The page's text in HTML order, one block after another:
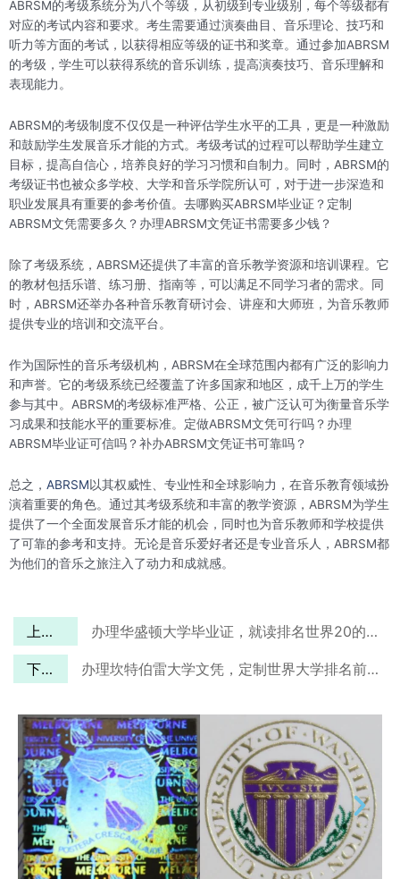
ABRSM的考级系统分为八个等级，从初级到专业级别，每个等级都有
对应的考试内容和要求。考生需要通过演奏曲目、音乐理论、技巧和
听力等方面的考试，以获得相应等级的证书和奖章。通过参加ABRSM
的考级，学生可以获得系统的音乐训练，提高演奏技巧、音乐理解和
表现能力。
ABRSM的考级制度不仅仅是一种评估学生水平的工具，更是一种激励
和鼓励学生发展音乐才能的方式。考级考试的过程可以帮助学生建立
目标，提高自信心，培养良好的学习习惯和自制力。同时，ABRSM的
考级证书也被众多学校、大学和音乐学院所认可，对于进一步深造和
职业发展具有重要的参考价值。去哪购买ABRSM毕业证？定制
ABRSM文凭需要多久？办理ABRSM文凭证书需要多少钱？
除了考级系统，ABRSM还提供了丰富的音乐教学资源和培训课程。它
的教材包括乐谱、练习册、指南等，可以满足不同学习者的需求。同
时，ABRSM还举办各种音乐教育研讨会、讲座和大师班，为音乐教师
提供专业的培训和交流平台。
作为国际性的音乐考级机构，ABRSM在全球范围内都有广泛的影响力
和声誉。它的考级系统已经覆盖了许多国家和地区，成千上万的学生
参与其中。ABRSM的考级标准严格、公正，被广泛认可为衡量音乐学
习成果和技能水平的重要标准。定做ABRSM文凭可行吗？办理
ABRSM毕业证可信吗？补办ABRSM文凭证书可靠吗？
总之， ABRSM以其权威性、专业性和全球影响力，在音乐教育领域扮
演着重要的角色。通过其考级系统和丰富的教学资源，ABRSM为学生
提供了一个全面发展音乐才能的机会，同时也为音乐教师和学校提供
了可靠的参考和支持。无论是音乐爱好者还是专业音乐人，ABRSM都
为他们的音乐之旅注入了动力和成就感。
上一篇 办理华盛顿大学毕业证，就读排名世界20的商学院！
下一篇 办理坎特伯雷大学文凭，定制世界大学排名前50的土木工程专业学位证！